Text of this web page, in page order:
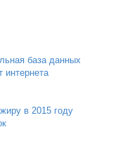
база данных
интернета
в 2015 году